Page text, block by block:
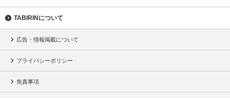
TABIRINについて
広告・情報掲載について
プライバシーポリシー
免責事項